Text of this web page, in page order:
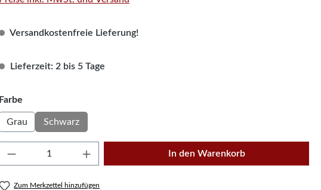
Versandkostenfreie Lieferung!
Lieferzeit: 2 bis 5 Tage
Farbe
Grau Schwarz
Produkt Anzahl: Gib den gewünschten Wert ein
In den Warenkorb
Zum Merkzettel hinzufügen